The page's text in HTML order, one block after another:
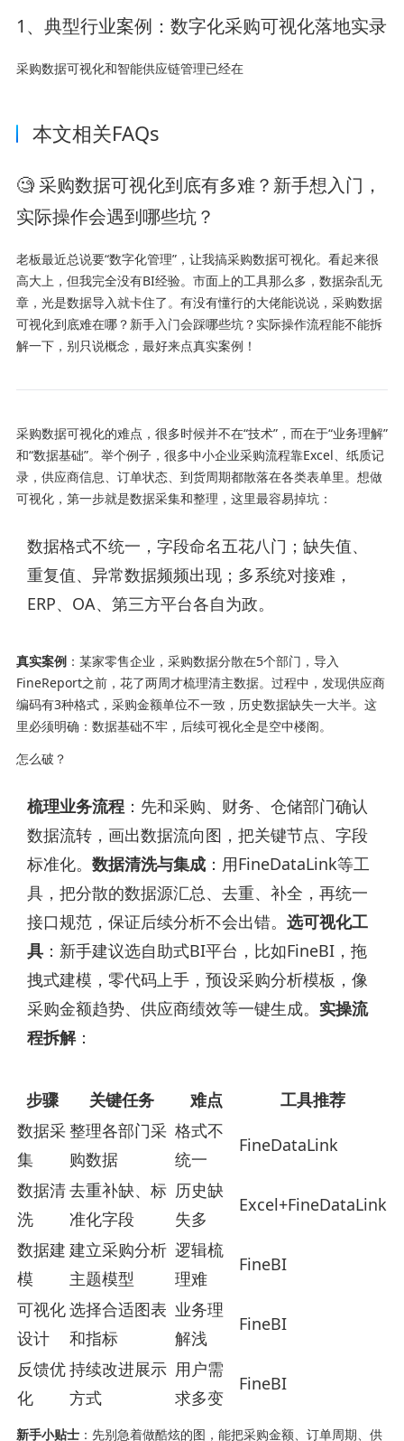
1、典型行业案例：数字化采购可视化落地实录
采购数据可视化和智能供应链管理已经在
本文相关FAQs
🧐 采购数据可视化到底有多难？新手想入门，
实际操作会遇到哪些坑？
老板最近总说要“数字化管理”，让我搞采购数据可视化。看起来很
高大上，但我完全没有BI经验。市面上的工具那么多，数据杂乱无
章，光是数据导入就卡住了。有没有懂行的大佬能说说，采购数据
可视化到底难在哪？新手入门会踩哪些坑？实际操作流程能不能拆
解一下，别只说概念，最好来点真实案例！
采购数据可视化的难点，很多时候并不在“技术”，而在于“业务理解”
和“数据基础”。举个例子，很多中小企业采购流程靠Excel、纸质记
录，供应商信息、订单状态、到货周期都散落在各类表单里。想做
可视化，第一步就是数据采集和整理，这里最容易掉坑：
数据格式不统一，字段命名五花八门；缺失值、
重复值、异常数据频频出现；多系统对接难，
ERP、OA、第三方平台各自为政。
真实案例 ：某家零售企业，采购数据分散在5个部门，导入
FineReport之前，花了两周才梳理清主数据。过程中，发现供应商
编码有3种格式，采购金额单位不一致，历史数据缺失一大半。这
里必须明确：数据基础不牢，后续可视化全是空中楼阁。
怎么破？
梳理业务流程 ：先和采购、财务、仓储部门确认
数据流转，画出数据流向图，把关键节点、字段
标准化。 数据清洗与集成 ：用FineDataLink等工
具，把分散的数据源汇总、去重、补全，再统一
接口规范，保证后续分析不会出错。 选可视化工
具 ：新手建议选自助式BI平台，比如FineBI，拖
拽式建模，零代码上手，预设采购分析模板，像
采购金额趋势、供应商绩效等一键生成。 实操流
程拆解：
步骤 关键任务 难点
工具推荐
数据采
集
整理各部门采
购数据
格式不
统一
FineDataLink
数据清
洗
去重补缺、标
准化字段
历史缺
失多
Excel+FineDataLink
数据建
模
建立采购分析
主题模型
逻辑梳
理难
FineBI
可视化
设计
选择合适图表
和指标
业务理
解浅
FineBI
反馈优
化
持续改进展示
方式
用户需
求多变
FineBI
新手小贴士 ：先别急着做酷炫的图，能把采购金额、订单周期、供